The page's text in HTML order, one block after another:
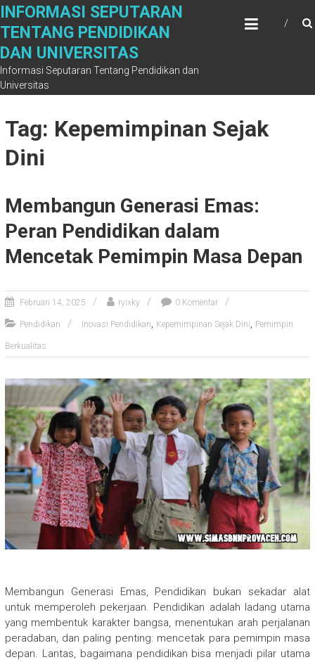
Skip
content
INFORMASI SEPUTARAN
TENTANG PENDIDIKAN
DAN UNIVERSITAS
Informasi Seputaran Tentang Pendidikan dan
Universitas
Tag: Kepemimpinan Sejak
Dini
Membangun Generasi Emas:
Peran Pendidikan dalam
Mencetak Pemimpin Masa Depan
Februari 14, 2025 ryixky 0 Komentar
Pendidikan Inovasi Pendidikan, Kepemimpinan Sejak Dini, Pemimpin
Berkualitas
Membangun Generasi Emas, Pendidikan bukan sekadar alat
untuk memperoleh pekerjaan. Pendidikan adalah ladang utama
yang membentuk karakter bangsa, menentukan arah perjalanan
peradaban, dan paling penting: mencetak para pemimpin masa
depan. Lantas, bagaimana pendidikan bisa menjadi pilar utama